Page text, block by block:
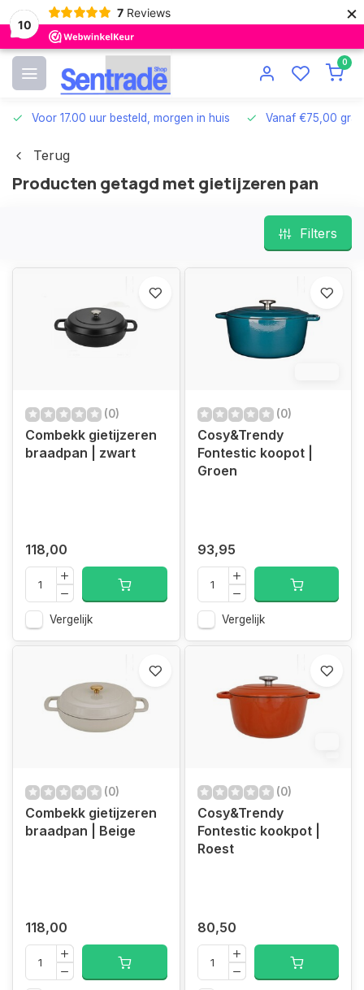
10
7 Reviews ×
0
Voor 17.00 uur besteld, morgen in huis Vanaf €75,00
Terug
Producten getagd met gietijzeren pan
Filters
(0)
Combekk gietijzeren
braadpan | zwart
118,00
Vergelijk
(0)
Cosy&Trendy
Fontestic koopot |
Groen
93,95
Vergelijk
(0)
Combekk gietijzeren
braadpan | Beige
118,00
(0)
Cosy&Trendy
Fontestic kookpot |
Roest
80,50